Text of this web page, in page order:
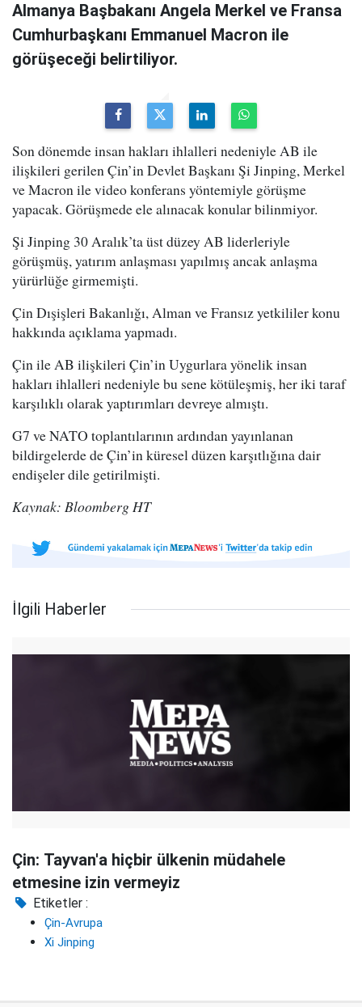
Almanya Başbakanı Angela Merkel ve Fransa
Cumhurbaşkanı Emmanuel Macron ile
görüşeceği belirtiliyor.
Son dönemde insan hakları ihlalleri nedeniyle AB ile
ilişkileri gerilen Çin’in Devlet Başkanı Şi Jinping, Merkel
ve Macron ile video konferans yöntemiyle görüşme
yapacak. Görüşmede ele alınacak konular bilinmiyor.
Şi Jinping 30 Aralık’ta üst düzey AB liderleriyle
görüşmüş, yatırım anlaşması yapılmış ancak anlaşma
yürürlüğe girmemişti.
Çin Dışişleri Bakanlığı, Alman ve Fransız yetkililer konu
hakkında açıklama yapmadı.
Çin ile AB ilişkileri Çin’in Uygurlara yönelik insan
hakları ihlalleri nedeniyle bu sene kötüleşmiş, her iki taraf
karşılıklı olarak yaptırımları devreye almıştı.
G7 ve NATO toplantılarının ardından yayınlanan
bildirgelerde de Çin’in küresel düzen karşıtlığına dair
endişeler dile getirilmişti.
Kaynak: Bloomberg HT
İlgili Haberler
Çin: Tayvan'a hiçbir ülkenin müdahele
etmesine izin vermeyiz
Etiketler :
Çin-Avrupa
Xi Jinping